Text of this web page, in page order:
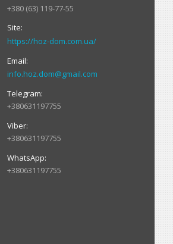
+380 (63) 119-77-55
https://hoz-dom.com.ua/
info.hoz.dom@gmail.com
+380631197755
+380631197755
+380631197755